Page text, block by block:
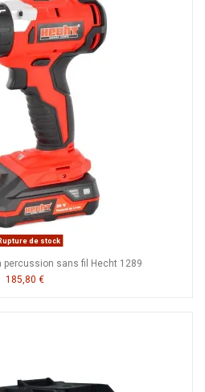
Rupture de stock
percussion sans fil Hecht 1289
185,80 €